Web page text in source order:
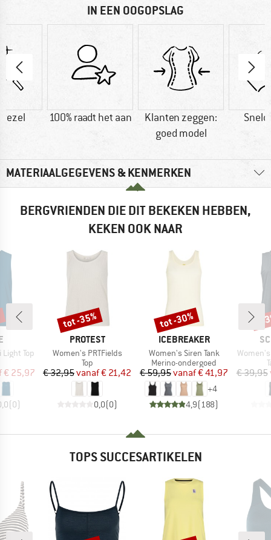
IN EEN OOGOPSLAG
100% raadt het aan
Klanten zeggen:
goed model
MATERIAALGEGEVENS & KENMERKEN
BERGVRIENDEN DIE DIT BEKEKEN HEBBEN,
KEKEN OOK NAAR
Top
prijs
€ 25,97
(0)
MERK
PROTEST
Artikel
Women's PRTFields
Productgroep
Top
Prijs
€ 32,95 Verlaagde prijs
vanaf€ 21,42
0,0(0)
Korting
tot -35%
MERK
ICEBREAKER
Artikel
Women's Siren Tank
Productgroep
Merino-ondergoed
Prijs
€ 59,95 Verlaagde prijs
vanaf€ 41,97
+4
4,9(188)
Korting
tot -30%
Artikel
Women's
€ 39,95
-
TOPS SUCCESARTIKELEN